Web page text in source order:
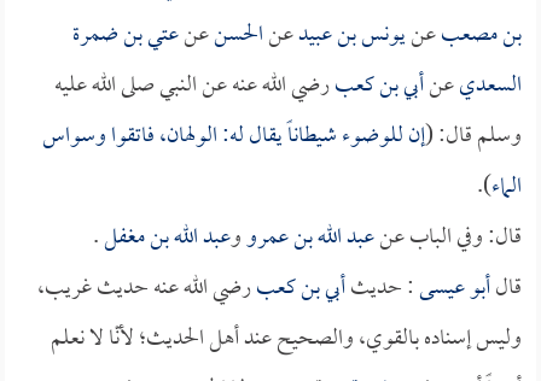
بن مصعبعنيونس بن عبيدعنالحسنعنعتي بن ضمرة
السعديعنأبي بن كعبرضي الله عنه عن النبي صلى الله عليه
وسلم قال: (إن للوضوء شيطاناً يقال له: الولهان، فاتقوا وسواس
الماء).
قال: وفي الباب عنعبد الله بن عمرووعبد الله بن مغفل.
قالأبو عيسى: حديثأبي بن كعبرضي الله عنه حديث غريب،
وليس إسناده بالقوي، والصحيح عند أهل الحديث؛ لأنّا لا نعلم